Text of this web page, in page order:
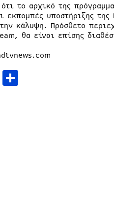
το αρχικό της
υποστήριξης
κάλυψη. Πρόσθετο
θα είναι επίσης
Μοιραστείτε